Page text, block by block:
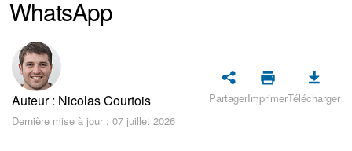
Sécurité dans Bitrix24
Abonnement
Actualités
WhatsApp
Auteur : Nicolas Courtois
Dernière mise à jour : 07 juillet 2026
PartagerImprimerTélécharger